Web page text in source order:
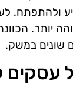
ולהתפתח.
יותר.
שונים במשק.